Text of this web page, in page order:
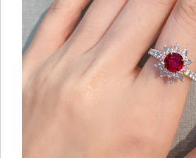
ご注文手続き
カートを見る
お買い物を続ける